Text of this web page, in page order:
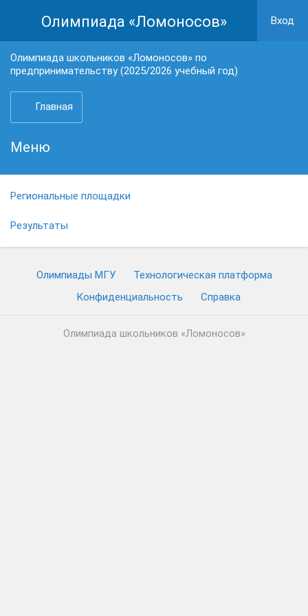
Олимпиада «Ломоносов» Вход
Олимпиада школьников «Ломоносов» по
предпринимательству (2025/2026 учебный год)
Главная
Меню
Региональные площадки
Результаты
Олимпиады МГУ
Технологическая платформа
Конфиденциальность
Cправка
Олимпиада школьников «Ломоносов»